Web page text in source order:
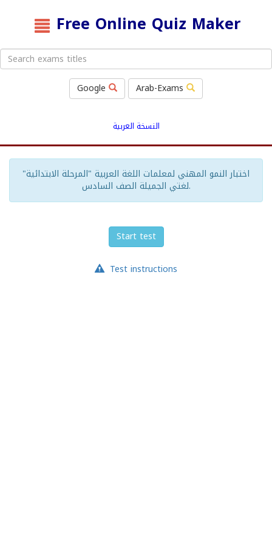
Free Online Quiz Maker
Google Arab-Exams
النسخة العربية
اختبار النمو المهني لمعلمات اللغة العربية "المرحلة الابتدائية"
لغتي الجميلة الصف السادس.
Start test
Test instructions